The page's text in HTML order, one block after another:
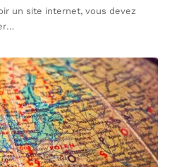
un site internet, vous devez
…